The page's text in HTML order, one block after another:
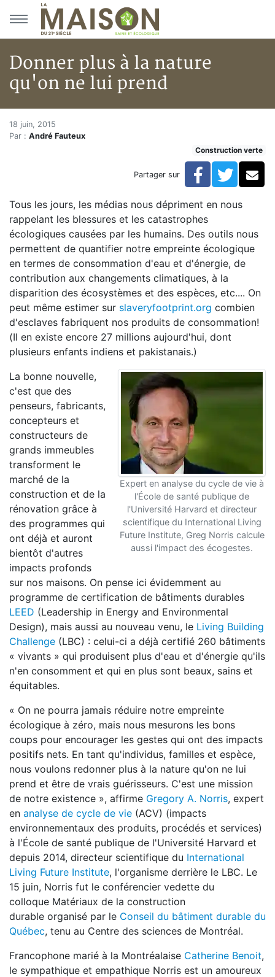
Aller au menu principal
Aller au contenu principal
Donner plus à la nature
qu'on ne lui prend
Accueil
Articles
Donner plus à la nature qu'on ne lui prend
Donner plus à la nature qu'on
18 juin, 2015
Par : André Fauteux
Construction verte
Partager sur Facebook
Tous les jours, les médias nous dépriment en nous
rappelant les blessures et les catastrophes
écologiques causées par les humains. Des outils nous
permettent de quantifier notre empreinte écologique
en termes de consommation d'eau et d'énergie, de
contribution aux changements climatiques, à la
disparition des écosystèmes et des espèces, etc.... On
peut même estimer sur slaveryfootprint.org combien
d'esclaves fabriquent nos produits de consommation!
(Il en existe encore 27 millions aujourd'hui, dont
plusieurs enfants indiens et pakistanais.)
Expert en analyse du cycle de vie à
l'École de santé publique de
l'Université Harvard et directeur
scientifique du International Living
Future Institute, Greg Norris calcule
aussi l'impact des écogestes.
La bonne nouvelle,
c'est que des
penseurs, fabricants,
concepteurs et
constructeurs de
grands immeubles
transforment le
marché de la
construction et de la
rénovation grâce à
des programmes qui
ont déjà et auront
bientôt d'autres
impacts profonds
sur nos maisons. On pense ici évidemment au
programme de certification de bâtiments durables
LEED (Leadership in Energy and Environmental
Design), mais aussi au nouveau venu, le Living Building
Challenge (LBC) : celui-ci a déjà certifié 260 bâtiments
« vivants » qui produisent plus d'eau et d'énergie qu'ils
n'en consomment et qui en plus sont beaux, sains et
équitables.
« On ne pourra jamais réduire notre empreinte
écologique à zéro, mais nous mesurons les bons
coups pour encourager les gestes qui ont des impacts
positifs nets. En tant qu'individus, familles et espèce,
nous voulons redonner plus à la nature qu'on ne lui
prend et être de vrais guérisseurs. C'est une mission
de notre existence », affirme Gregory A. Norris, expert
en analyse de cycle de vie (ACV) (impacts
environnementaux des produits, procédés et services)
à l'École de santé publique de l'Université Harvard et
depuis 2014, directeur scientifique du International
Living Future Institute, l'organisme derrière le LBC. Le
15 juin, Norris fut le conférencier vedette du
colloque Matériaux de la construction
durable organisé par le Conseil du bâtiment durable du
Québec, tenu au Centre des sciences de Montréal.
Francophone marié à la Montréalaise Catherine Benoit,
le sympathique et empathique Norris est un amoureux